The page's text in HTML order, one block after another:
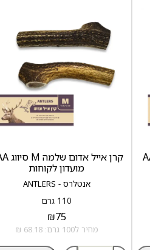
אנטלרס - ANTLERS
מועדון לקוחות
110 גרם
₪75
מחיר ל100 גרם: 68.18 ₪